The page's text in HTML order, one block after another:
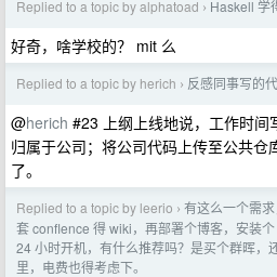
Replied to a topic by alphatoad › Haskell 学
好奇，啥学校的？ mit 么
Replied to a topic by herich › 反感同事写的
@herich #23 上纲上线地说，工作时
归属于公司；将公司代码上传至公共仓
了。
Replied to a topic by leerio › 有这么一个需
套 conflence 得 wiki，再部署个博客，安装个
24 小时开机，有什么推荐吗？是买个群晖，
里，电费也得考虑下。